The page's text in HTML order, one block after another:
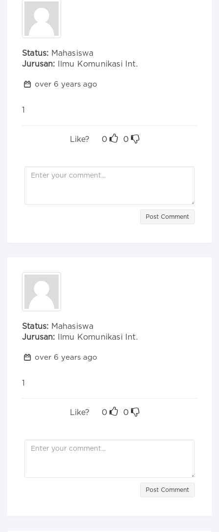
Status: Mahasiswa
Jurusan: Ilmu Komunikasi Int.
over 6 years ago
1
Like? 0 0
Post Comment
Status: Mahasiswa
Jurusan: Ilmu Komunikasi Int.
over 6 years ago
1
Like? 0 0
Post Comment